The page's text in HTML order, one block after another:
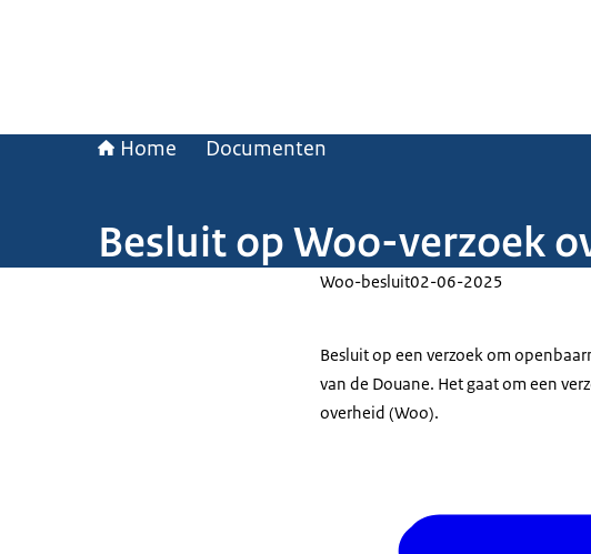
Home Documenten
Besluit op Woo-verzoek
Woo-besluit02-06-2025
Besluit op een verzoek om
van de Douane. Het gaat om een
overheid (Woo).